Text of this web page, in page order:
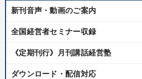
新刊音声・動画のご案内
全国経営者セミナー収録
《定期刊行》月刊講話経営塾
ダウンロード・配信対応